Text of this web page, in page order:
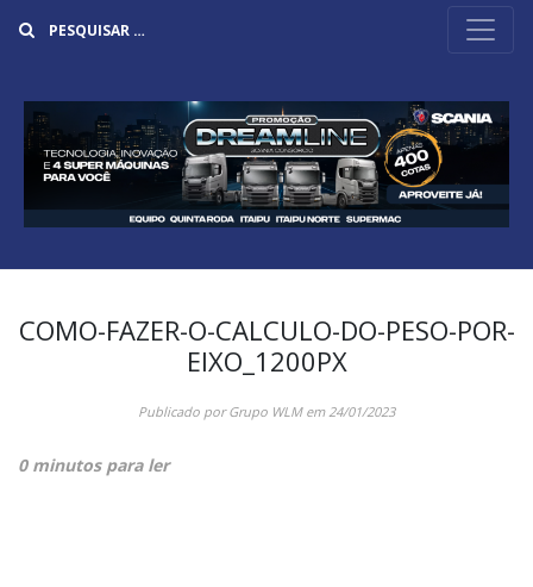
COMO-FAZER-O-CALCULO-DO-PESO-POR-
EIXO_1200PX
Publicado porGrupo WLMem24/01/2023
0 minutos para ler